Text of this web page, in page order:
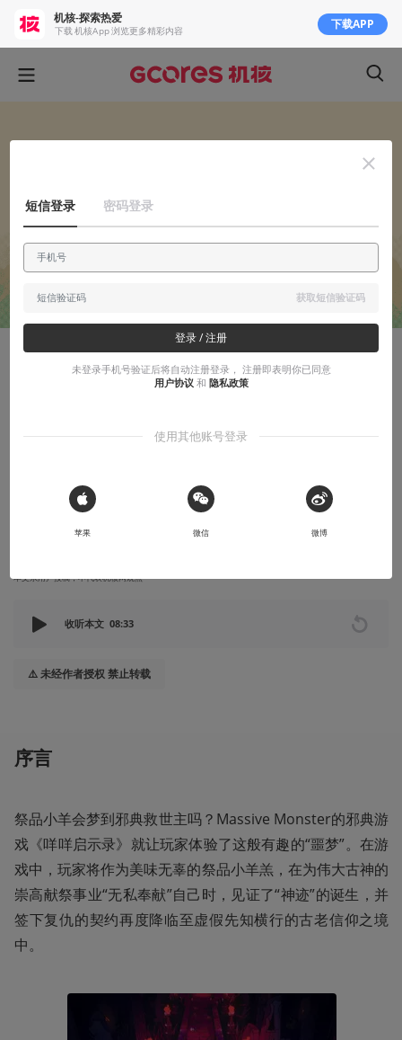
本文系用户投稿，不代表机核网观点
收听本文 08:33
⚠️ 未经作者授权 禁止转载
序言
祭品小羊会梦到邪典救世主吗？Massive Monster的邪典游
戏《咩咩启示录》就让玩家体验了这般有趣的“噩梦”。在游
戏中，玩家将作为美味无辜的祭品小羊羔，在为伟大古神的
崇高献祭事业“无私奉献”自己时，见证了“神迹”的诞生，并
签下复仇的契约再度降临至虚假先知横行的古老信仰之境
中。
机核-探索热爱
下载 机核App 浏览更多精彩内容 下载APP
短信登录 密码登录
获取短信验证码
登录 / 注册
未登录手机号验证后将自动注册登录， 注册即表明你已同意
用户协议 和 隐私政策
使用其他账号登录
 Sign in with Apple
苹果 微信 微博